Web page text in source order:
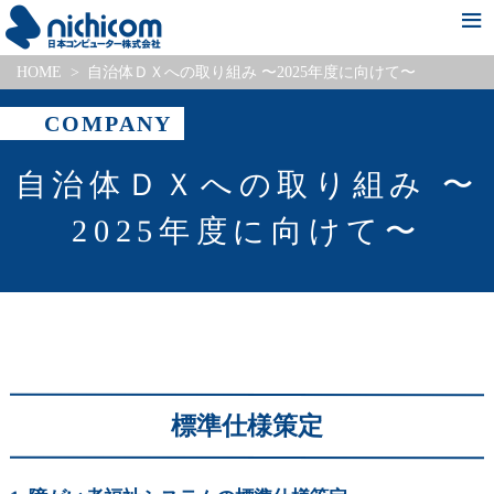
新着情報
会社情報
事業・サービス紹介
Pick Up Project
採用情報
HOME 自治体ＤＸへの取り組み 〜2025年度に向けて〜
COMPANY
自治体ＤＸへの取り組み 〜
2025年度に向けて〜
標準仕様策定